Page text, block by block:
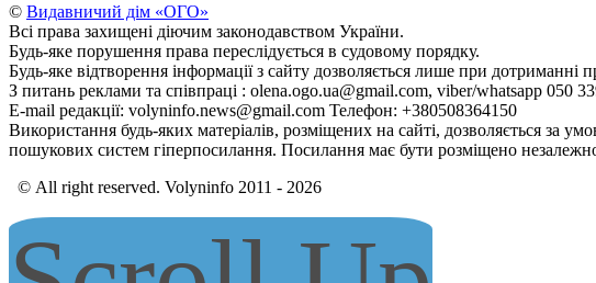
© Видавничий дім «ОГО»
Всі права захищені діючим законодавством України.
Будь-яке порушення права переслідується в судовому порядку.
Будь-яке відтворення інформації з сайту дозволяється лише при дотриманні
З питань реклами та співпраці : olena.ogo.ua@gmail.com, viber/whatsapp 050
E-mail редакції: volyninfo.news@gmail.com Телефон: +380508364150
Використання будь-яких матеріалів, розміщених на сайті, дозволяється за
пошукових систем гіперпосилання. Посилання має бути розміщено
© All right reserved. Volyninfo 2011 - 2026